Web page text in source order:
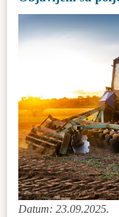
Datum: 23.09.2025.